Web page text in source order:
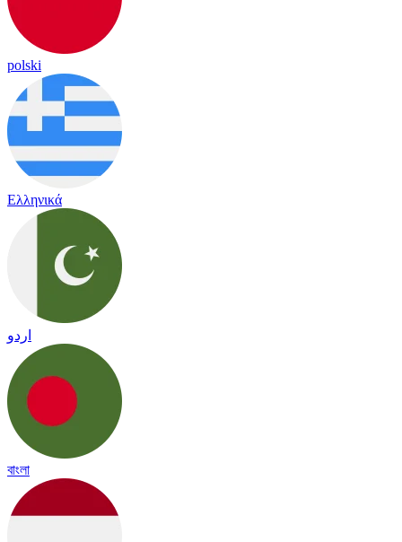
polski
Ελληνικά
اردو
বাংলা